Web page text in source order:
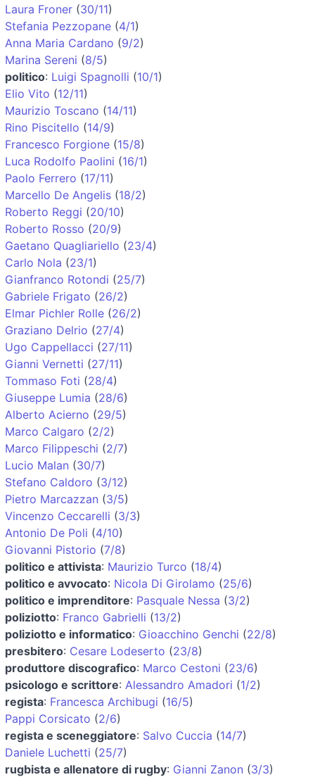
Laura Froner (30/11)
Stefania Pezzopane (4/1)
Anna Maria Cardano (9/2)
Marina Sereni (8/5)
politico: Luigi Spagnolli (10/1)
Elio Vito (12/11)
Maurizio Toscano (14/11)
Rino Piscitello (14/9)
Francesco Forgione (15/8)
Luca Rodolfo Paolini (16/1)
Paolo Ferrero (17/11)
Marcello De Angelis (18/2)
Roberto Reggi (20/10)
Roberto Rosso (20/9)
Gaetano Quagliariello (23/4)
Carlo Nola (23/1)
Gianfranco Rotondi (25/7)
Gabriele Frigato (26/2)
Elmar Pichler Rolle (26/2)
Graziano Delrio (27/4)
Ugo Cappellacci (27/11)
Gianni Vernetti (27/11)
Tommaso Foti (28/4)
Giuseppe Lumia (28/6)
Alberto Acierno (29/5)
Marco Calgaro (2/2)
Marco Filippeschi (2/7)
Lucio Malan (30/7)
Stefano Caldoro (3/12)
Pietro Marcazzan (3/5)
Vincenzo Ceccarelli (3/3)
Antonio De Poli (4/10)
Giovanni Pistorio (7/8)
politico e attivista: Maurizio Turco (18/4)
politico e avvocato: Nicola Di Girolamo (25/6)
politico e imprenditore: Pasquale Nessa (3/2)
poliziotto: Franco Gabrielli (13/2)
poliziotto e informatico: Gioacchino Genchi (22/8)
presbitero: Cesare Lodeserto (23/8)
produttore discografico: Marco Cestoni (23/6)
psicologo e scrittore: Alessandro Amadori (1/2)
regista: Francesca Archibugi (16/5)
Pappi Corsicato (2/6)
regista e sceneggiatore: Salvo Cuccia (14/7)
Daniele Luchetti (25/7)
rugbista e allenatore di rugby: Gianni Zanon (3/3)